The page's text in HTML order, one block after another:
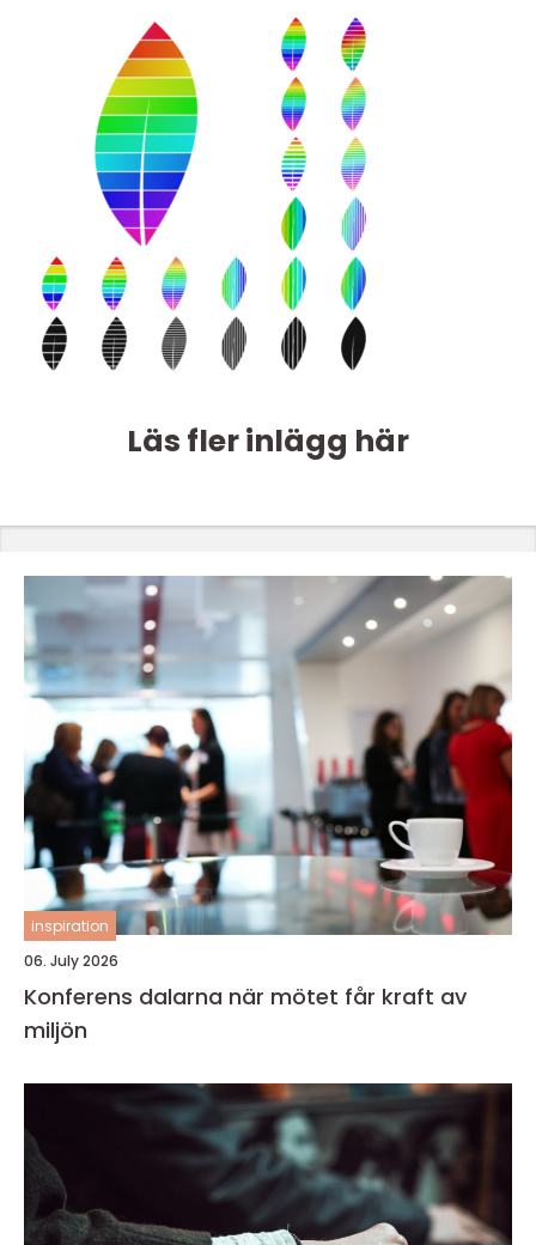
Läs fler inlägg här
inspiration
06. July 2026
Konferens dalarna när mötet får kraft av
miljön